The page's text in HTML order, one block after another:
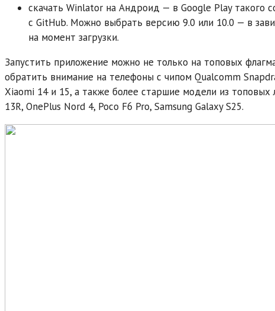
скачать Winlator на Андроид — в Google Play такого
с GitHub. Можно выбрать версию 9.0 или 10.0 — в
на момент загрузки.
Запустить приложение можно не только на топовых
обратить внимание на телефоны с чипом Qualcomm
Xiaomi 14 и 15, а также более старшие модели из топовых
13R, OnePlus Nord 4, Poco F6 Pro, Samsung Galaxy S25.